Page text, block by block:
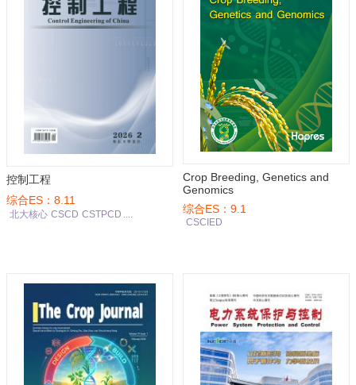
控制工程
综合ES：8.11
北大核心 CSCD CSTPCD
Crop Breeding, Genetics and
Genomics
综合ES：9.1
CSCIED